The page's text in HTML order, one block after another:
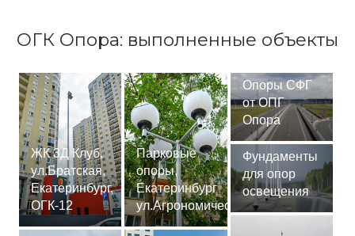
ОГК Опора: выполненные объекты
ЖК 3Д Клуб,
ул.Братская,
Екатеринбург,
ОГК-12
Парковые
опоры,
Екатеринбург
ул.Агрономическая
Опоры СФГ
от ОПГ
Опора
Фундаменты
для опор
освещения